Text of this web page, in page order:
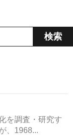
を調査・研究す
、1968...